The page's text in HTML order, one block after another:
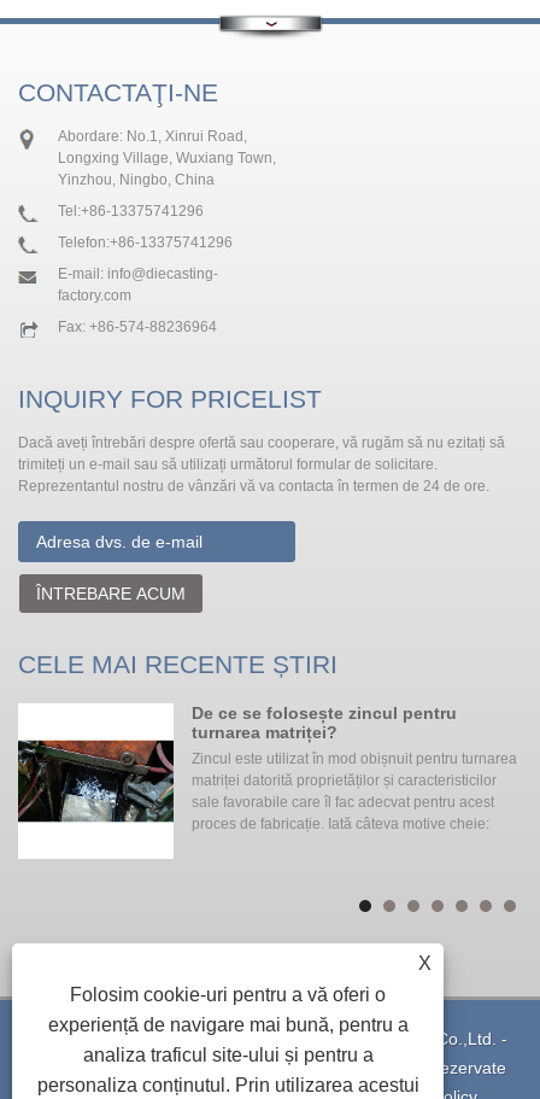
CONTACTAŢI-NE
Abordare: No.1, Xinrui Road,
Longxing Village, Wuxiang Town,
Yinzhou, Ningbo, China
Tel:+86-13375741296
Telefon:+86-13375741296
E-mail: info@diecasting-
factory.com
Fax: +86-574-88236964
INQUIRY FOR PRICELIST
Dacă aveți întrebări despre ofertă sau cooperare, vă rugăm să nu ezitați să
trimiteți un e-mail sau să utilizați următorul formular de solicitare.
Reprezentantul nostru de vânzări vă va contacta în termen de 24 de ore.
ÎNTREBARE ACUM
CELE MAI RECENTE ȘTIRI
De ce se folosește zincul pentru
turnarea matriței?
Zincul este utilizat în mod obișnuit pentru turnarea
matriței datorită proprietăților și caracteristicilor
sale favorabile care îl fac adecvat pentru acest
proces de fabricație. Iată câteva motive cheie:
Copyright © 2021 Ningbo Yinzhou Xuxing Machinery Co.,Ltd. -
Turnare sub presiune din aluminiu - Toate drepturile rezervate
X
Folosim cookie-uri pentru a vă oferi o
experiență de navigare mai bună, pentru a
analiza traficul site-ului și pentru a
personaliza conținutul. Prin utilizarea acestui